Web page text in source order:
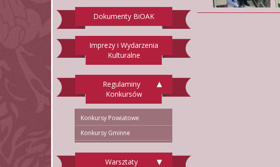
Dokumenty BiOAK
Imprezy i Wydarzenia
Kulturalne
Regulaminy
Konkursów
Konkursy Powiatowe
Konkursy Gminne
Warsztaty